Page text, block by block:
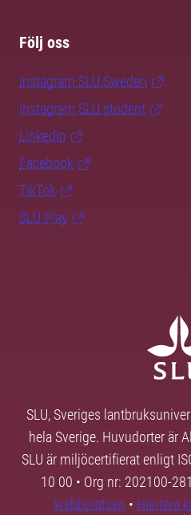
Följ oss
Instagram SLU.Sweden
Instagram SLU.student
LinkedIn
Facebook
TikTok
SLU Play
SLU, Sveriges
hela Sverige. Huvudorter är
SLU är miljöcertifierat enligt
10 00 • Org nr: 202100-
webbplatsen • Hantera